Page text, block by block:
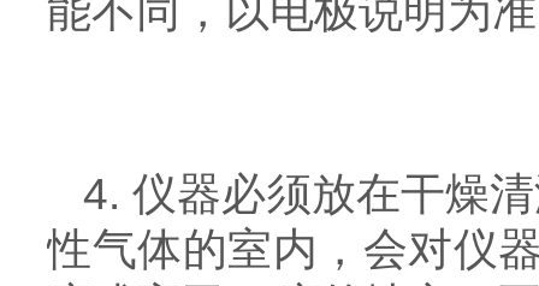
能不同，以电极说明为
4. 仪器必须放在干燥
性气体的室内，会对仪